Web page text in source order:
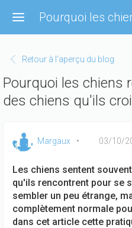
contenu
Retour à l'aperçu du blog
Pourquoi les chiens
des chiens qu'ils
Margaux 03/10/
Les chiens sentent
qu'ils rencontrent pour se
sembler un peu étrange,
complètement normale
dans cet article cette